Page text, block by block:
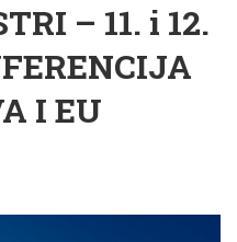
– 11. i 12.
I EU